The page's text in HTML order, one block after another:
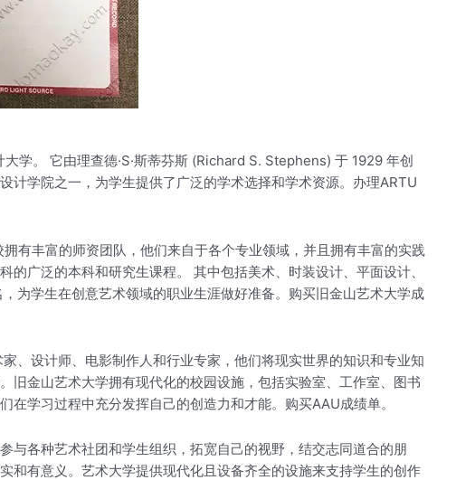
学。 它由理查德·S·斯蒂芬斯 (Richard S. Stephens) 于 1929 年创
计学院之一，为学生提供了广泛的学术选择和学术资源。办理ARTU
有丰富的师资团队，他们来自于各个专业领域，并且拥有丰富的实践
广泛的本科和研究生课程。 其中包括美术、时装设计、平面设计、
为学生在创意艺术领域的职业生涯做好准备。购买旧金山艺术大学成
、设计师、电影制作人和行业专家，他们将现实世界的知识和专业知
旧金山艺术大学拥有现代化的校园设施，包括实验室、工作室、图书
学习过程中充分发挥自己的创造力和才能。购买AAU成绩单。
与各种艺术社团和学生组织，拓宽自己的视野，结交志同道合的朋
和有意义。艺术大学提供现代化且设备齐全的设施来支持学生的创作